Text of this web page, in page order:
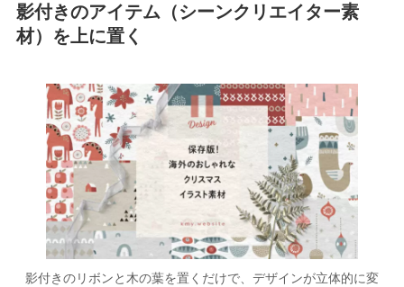
影付きのアイテム（シーンクリエイター素
材）を上に置く
影付きのリボンと木の葉を置くだけで、デザインが立体的に変